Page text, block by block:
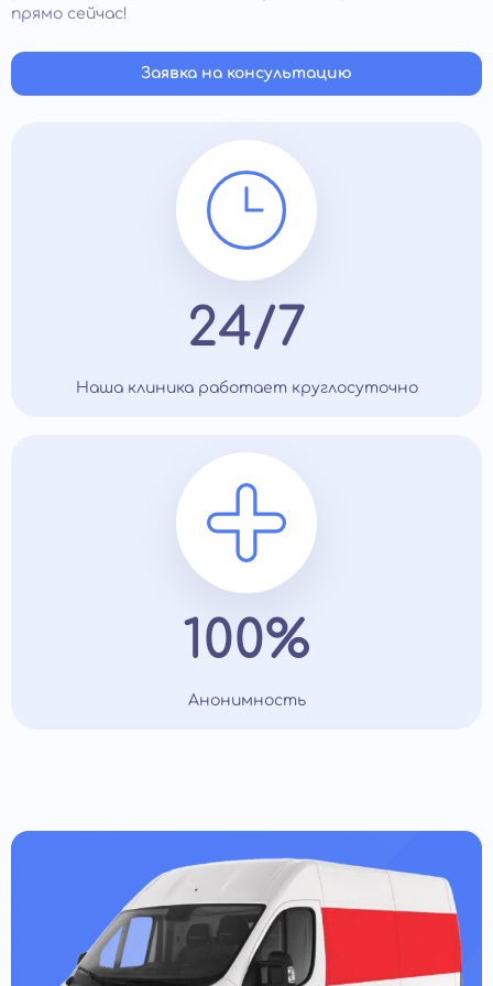
ним, семьей, педагогами.
прямо сейчас!
Заявка на консультацию
24/7
Наша клиника работает круглосуточно
100%
Анонимность